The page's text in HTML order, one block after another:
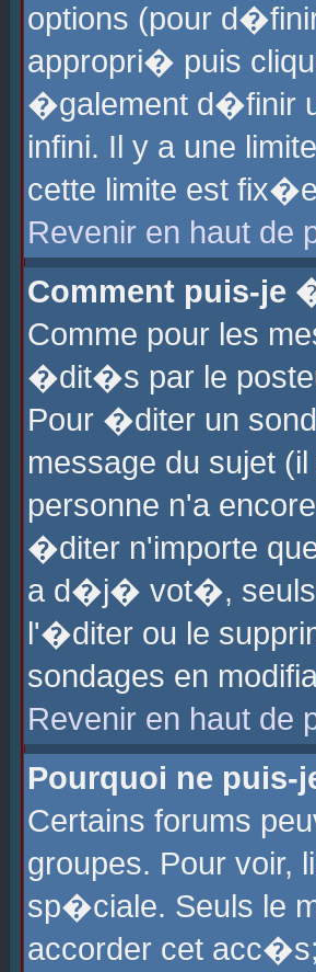
options (pour
appropri� puis
�galement d�finir
infini. Il y a une
cette limite est
Revenir en haut de
Comment puis-je
Comme pour les
�dit�s par le
Pour �diter un
message du sujet
personne n'a
�diter n'importe
a d�j� vot�, seuls
l'�diter ou le
sondages en
Revenir en haut de
Pourquoi ne
Certains forums
groupes. Pour voir,
sp�ciale. Seuls le
accorder cet